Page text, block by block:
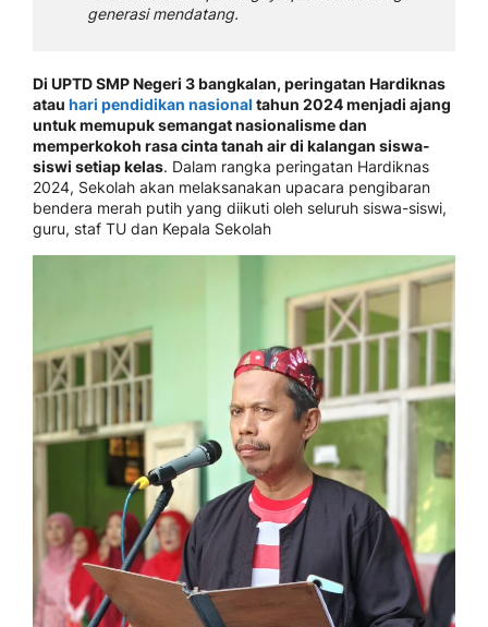
generasi mendatang.
Di UPTD SMP Negeri 3 bangkalan, peringatan Hardiknas
atau hari pendidikan nasional tahun 2024 menjadi ajang
untuk memupuk semangat nasionalisme dan
memperkokoh rasa cinta tanah air di kalangan siswa-
siswi setiap kelas. Dalam rangka peringatan Hardiknas
2024, Sekolah akan melaksanakan upacara pengibaran
bendera merah putih yang diikuti oleh seluruh siswa-siswi,
guru, staf TU dan Kepala Sekolah